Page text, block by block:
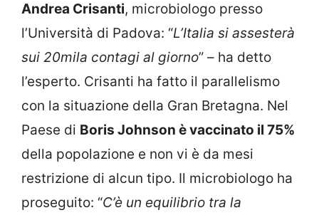
Andrea Crisanti, microbiologo presso
l’Università di Padova: “L’Italia si assesterà
sui 20mila contagi al giorno” – ha detto
l’esperto. Crisanti ha fatto il parallelismo
con la situazione della Gran Bretagna. Nel
Paese di Boris Johnson è vaccinato il 75%
della popolazione e non vi è da mesi
restrizione di alcun tipo. Il microbiologo ha
proseguito: “C’è un equilibrio tra la